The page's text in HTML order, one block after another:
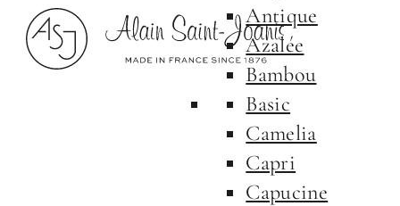
Antique
Azalée
Bambou
Basic
Camelia
Capri
Capucine